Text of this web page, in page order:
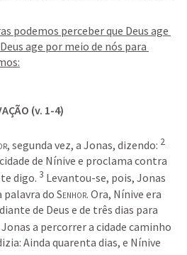
podemos perceber que Deus age
age por meio de nós para
(v. 1-4)
, segunda vez, a Jonas, dizendo: 2
de Nínive e proclama contra
digo. 3 Levantou-se, pois, Jonas
palavra do Senhor. Ora, Nínive era
de Deus e de três dias para
a percorrer a cidade caminho
Ainda quarenta dias, e Nínive